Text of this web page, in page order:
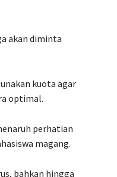
akan diminta
kuota agar
optimal.
perhatian
magang.
bahkan hingga